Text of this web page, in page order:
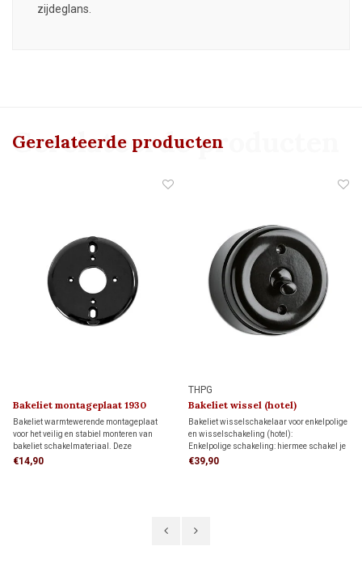
zijdeglans.
Gerelateerde producten
Gerelateerde producten
Bakeliet montageplaat 1930
Bakeliet warmtewerende montageplaat
voor het veilig en stabiel monteren van
bakeliet schakelmateriaal. Deze
montageplaat past op één inbouwdoos,
€14,90
THPG
Bakeliet wissel (hotel)
schakelaar 1930
Bakeliet wisselschakelaar voor enkelpolige
en wisselschakeling (hotel):
Enkelpolige schakeling: hiermee schakel je
een lamp vanaf één schakelaar aan en uit.
€39,90